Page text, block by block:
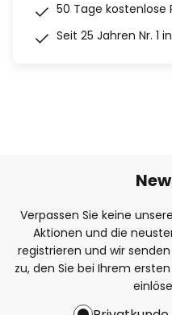
50 Tage kostenlose
Seit 25 Jahren Nr. 1
Verpassen Sie keine
Aktionen und die
registrieren und wir
zu, den Sie bei Ihrem